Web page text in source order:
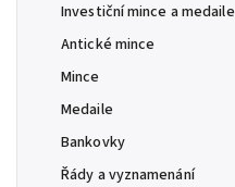
Investiční mince a medaile
Antické mince
Mince
Medaile
Bankovky
Řády a vyznamenání